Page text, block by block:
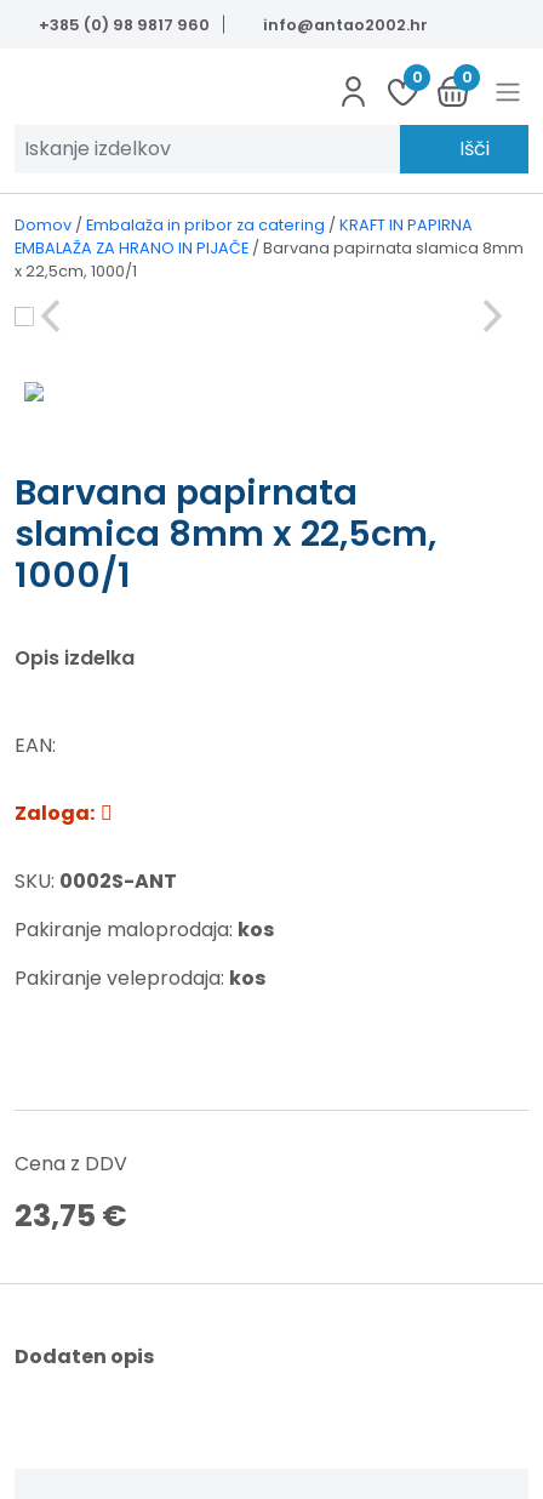
Skip to main content
+385 (0) 98 9817 960 info@antao2002.hr
0 0
Išči
Domov / Embalaža in pribor za catering / KRAFT IN PAPIRNA
EMBALAŽA ZA HRANO IN PIJAČE / Barvana papirnata slamica 8mm
x 22,5cm, 1000/1
Barvana papirnata
slamica 8mm x 22,5cm,
1000/1
Opis izdelka
EAN:
Zaloga:
SKU: 0002S-ANT
Pakiranje maloprodaja: kos
Pakiranje veleprodaja: kos
Cena z DDV
23,75 €
Dodaten opis